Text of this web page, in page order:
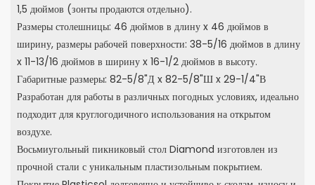
1,5 дюймов (зонты продаются отдельно).
Размеры столешницы: 46 дюймов в длину x 46 дюймов в
ширину, размеры рабочей поверхности: 38-5/16 дюймов в длину
x 11-13/16 дюймов в ширину x 16-1/2 дюймов в высоту.
Габаритные размеры: 82-5/8"Д x 82-5/8"Ш x 29-1/4"В
Разработан для работы в различных погодных условиях, идеально
подходит для круглогодичного использования на открытом
воздухе.
Восьмиугольный пикниковый стол Diamond изготовлен из
прочной стали с уникальным пластизольным покрытием.